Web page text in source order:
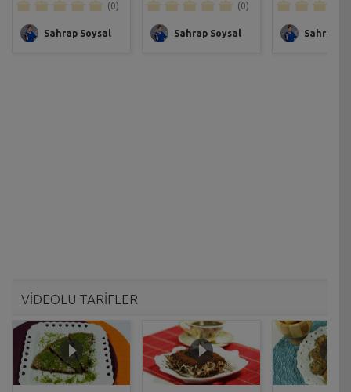
(0)
Sahrap Soysal
(0)
Sahrap Soysal Sahrap
VİDEOLU TARİFLER